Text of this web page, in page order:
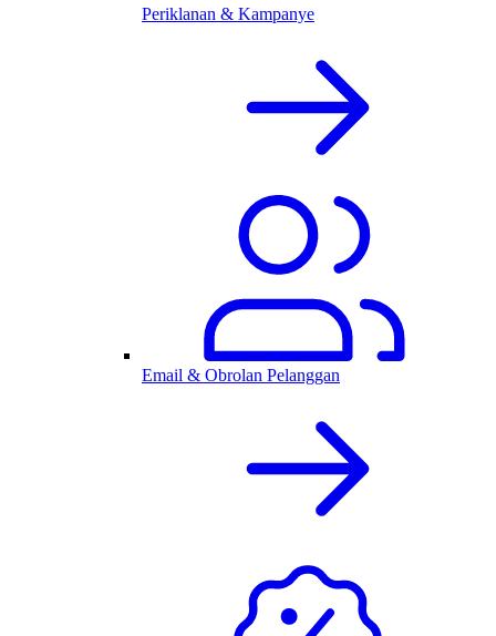
Periklanan & Kampanye
Email & Obrolan Pelanggan